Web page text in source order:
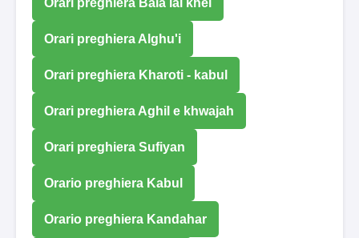
Orari preghiera Alghu'i
Orari preghiera Kharoti - kabul
Orari preghiera Aghil e khwajah
Orari preghiera Sufiyan
Orario preghiera Kabul
Orario preghiera Kandahar